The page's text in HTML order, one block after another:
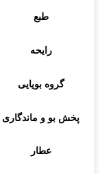
طبع
رایحه
گروه بویایی
پخش بو و ماندگاری
عطار